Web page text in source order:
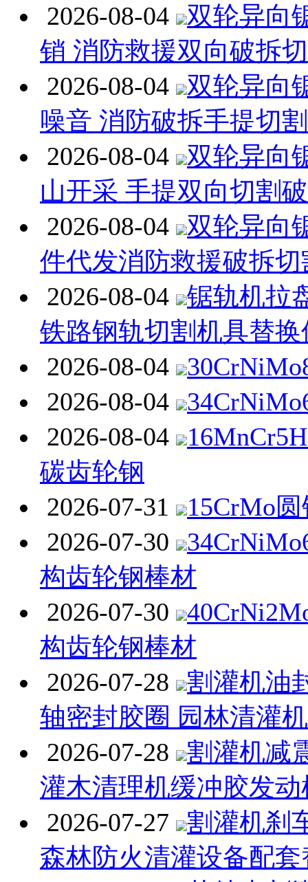
2026-08-04
双轮异向
销 消防救援双向破拆
2026-08-04
双轮异向
噪音 消防破拆手提切
2026-08-04
双轮异向
山开采 手提双向切割
2026-08-04
双轮异向
件代发消防救援破拆
2026-08-04
锯轨机拉
铁路钢轨切割机具替换
2026-08-04
2026-08-04
2026-08-04
碳齿轮钢
2026-07-31
15CrMo
2026-07-30
构齿轮钢棒材
2026-07-30
构齿轮钢棒材
2026-07-28
割灌机油
轴密封胶圈 园林清灌
2026-07-28
割灌机减
灌木清理机缓冲胶发
2026-07-27
割灌机刹
森林防火清灌设备配